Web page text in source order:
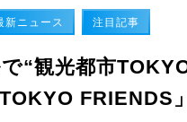
新ニュース 注目記事
“観光都市
FRIENDS